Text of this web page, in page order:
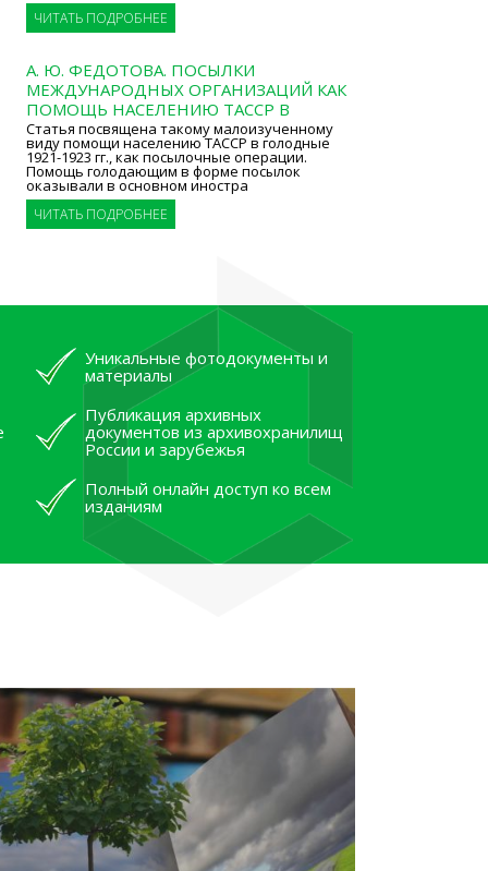
ЧИТАТЬ ПОДРОБНЕЕ
А. Ю. ФЕДОТОВА. ПОСЫЛКИ
МЕЖДУНАРОДНЫХ ОРГАНИЗАЦИЙ КАК
ПОМОЩЬ НАСЕЛЕНИЮ ТАССР В
Статья посвящена такому малоизученному
виду помощи населению ТАССР в голодные
1921-1923 гг., как посылочные операции.
Помощь голодающим в форме посылок
оказывали в основном иностра
ЧИТАТЬ ПОДРОБНЕЕ
Уникальные фотодокументы и
материалы
Публикация архивных
документов из архивохранилищ
России и зарубежья
Полный онлайн доступ ко всем
изданиям
рассказали об архивных